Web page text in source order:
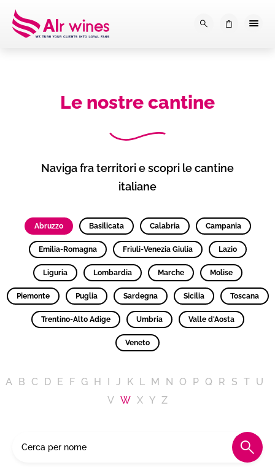
Dalla loro vendemmia, alla
Le nostre cantine
Naviga fra territori e scopri le cantine
italiane
Abruzzo Basilicata Calabria Campania
Emilia-Romagna Friuli-Venezia Giulia Lazio
Liguria Lombardia Marche Molise
Piemonte Puglia Sardegna Sicilia Toscana
Trentino-Alto Adige Umbria Valle d'Aosta
Veneto
A B C D E F G H J K L M N O P Q R S T U
V W X Y Z